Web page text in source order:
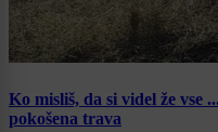
Ko misliš, da si videl že vse
pokošena trava